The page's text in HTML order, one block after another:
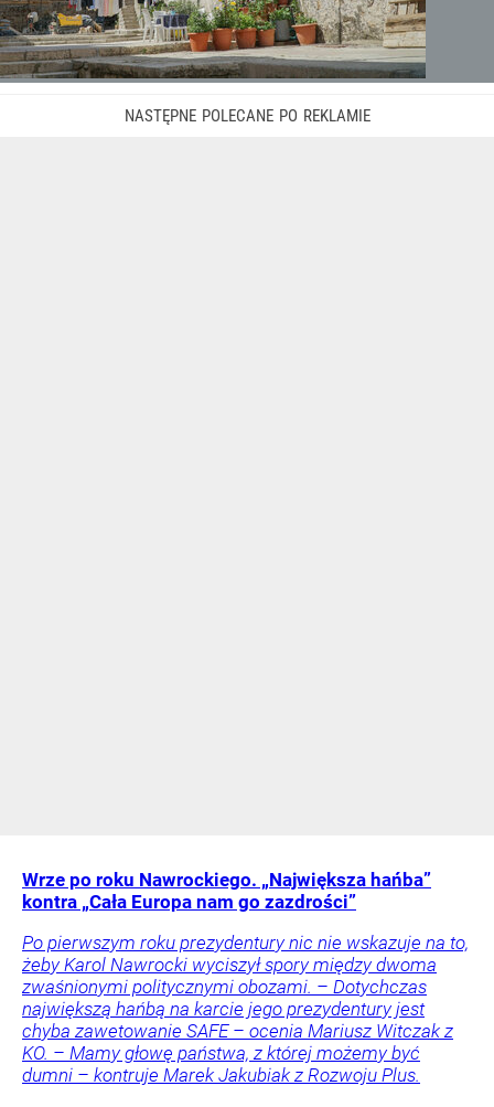
Wrze po roku Nawrockiego. „Największa hańba”
kontra „Cała Europa nam go zazdrości”
Po pierwszym roku prezydentury nic nie wskazuje na to,
żeby Karol Nawrocki wyciszył spory między dwoma
zwaśnionymi politycznymi obozami. – Dotychczas
największą hańbą na karcie jego prezydentury jest
chyba zawetowanie SAFE – ocenia Mariusz Witczak z
KO. – Mamy głowę państwa, z której możemy być
dumni – kontruje Marek Jakubiak z Rozwoju Plus.